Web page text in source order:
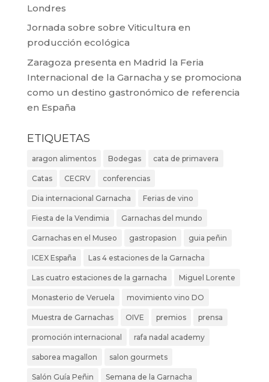
Londres
Jornada sobre sobre Viticultura en
producción ecológica
Zaragoza presenta en Madrid la Feria
Internacional de la Garnacha y se promociona
como un destino gastronómico de referencia
en España
ETIQUETAS
aragon alimentos Bodegas cata de primavera
Catas CECRV conferencias
Dia internacional Garnacha Ferias de vino
Fiesta de la Vendimia Garnachas del mundo
Garnachas en el Museo gastropasion guia peñin
ICEX España Las 4 estaciones de la Garnacha
Las cuatro estaciones de la garnacha Miguel Lorente
Monasterio de Veruela movimiento vino DO
Muestra de Garnachas OIVE premios prensa
promoción internacional rafa nadal academy
saborea magallon salon gourmets
Salón Guía Peñin Semana de la Garnacha